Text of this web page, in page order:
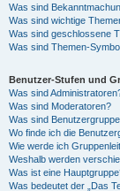
Was sind
Was sind wichtige
Was sind geschlossene
Was sind Themen-
Benutzer-Stufen und
Was sind
Was sind Moderatoren?
Was sind
Wo finde ich die
Wie werde ich
Weshalb werden
Was ist eine
Was bedeutet der „Das